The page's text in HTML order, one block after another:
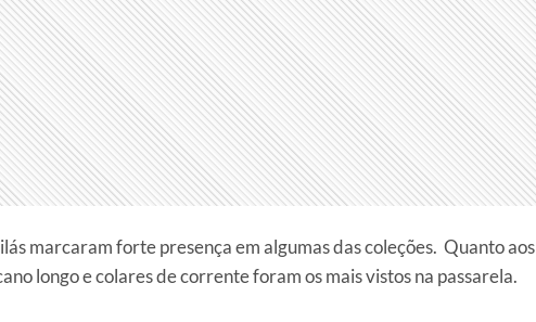
marcaram forte presença em algumas das coleções. Quanto aos
longo e colares de corrente foram os mais vistos na passarela.